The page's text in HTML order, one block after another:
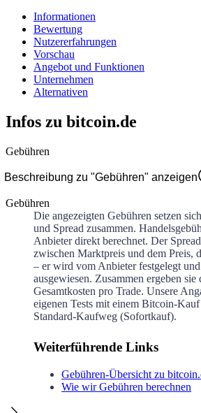
Informationen
Bewertung
Nutzererfahrungen
Vorschau
Angebot und Funktionen
Unternehmen
Alternativen
Infos zu bitcoin.de
Gebühren
Beschreibung zu "Gebühren" anzeigen
Gebühren
Die angezeigten Gebühren setzen
und Spread zusammen.
Anbieter direkt berechnet. Der
zwischen Marktpreis und dem Preis,
– er wird vom Anbieter festgelegt
ausgewiesen. Zusammen ergeben sie
Gesamtkosten pro Trade. Unsere
eigenen Tests mit einem Bitcoin-
Standard-Kaufweg (Sofortkauf).
Weiterführende Links
Gebühren-Übersicht zu
Wie wir Gebühren berechnen